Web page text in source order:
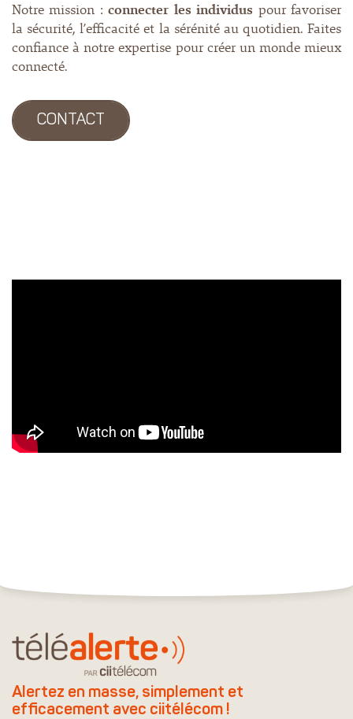
Notre mission :connecter les individus pour favoriser
la sécurité, l’efficacité et la sérénité au quotidien. Faites
confiance à notre expertise pour créer un monde mieux
connecté.
CONTACT
Alertez en masse, simplement et
efficacement avec ciitélécom !